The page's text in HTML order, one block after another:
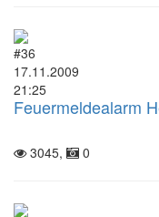
#36
17.11.2009
21:25
Feuermeldealarm
3045, 0